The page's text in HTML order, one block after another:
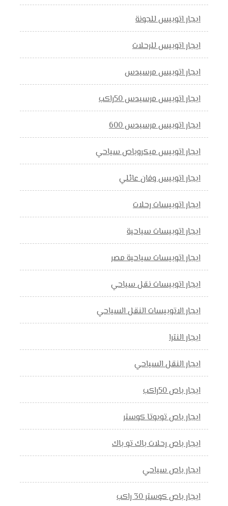
ايجار اتوبيس للجونة
ايجار اتوبيس للرحلات
ايجار اتوبيس مرسيدس
ايجار اتوبيس مرسيدس 50راكب
ايجار اتوبيس مرسيدس 600
ايجار اتوبيس ميكروباص سياحي
ايجار اتوبيس وفان عائلي
ايجار اتوبيسات رحلات
ايجار اتوبيسات سياحية
ايجار اتوبيسات سياحية مصر
ايجار اتوبيسات نقل سياحي
ايجار الاتوبيسات النقل السياحي
ايجار النترا
ايجار النقل السياحي
ايجار باص 50راكب
ايجار باص تويوتا كوستر
ايجار باص رحلات باك تو باك
ايجار باص سياحي
ايجار باص كوستر 30 راكب